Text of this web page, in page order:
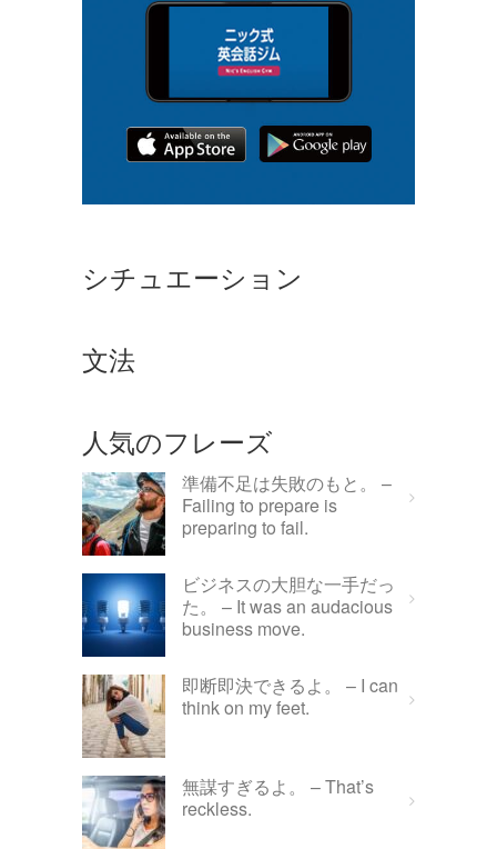
シチュエーション
文法
人気のフレーズ
準備不足は失敗のもと。 –
Failing to prepare is
preparing to fail.
ビジネスの大胆な一手だっ
た。 – It was an audacious
business move.
即断即決できるよ。 – I can
think on my feet.
無謀すぎるよ。 – That’s
reckless.